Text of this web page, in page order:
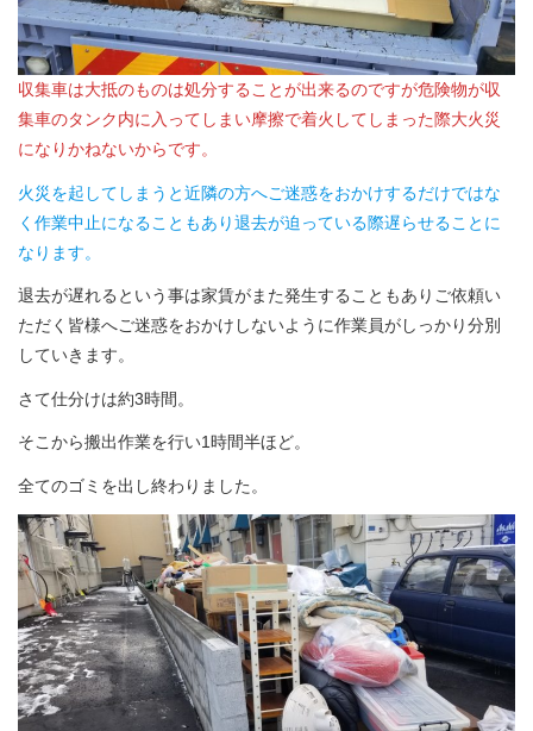
収集車は大抵のものは処分することが出来るのですが危険物が収
集車のタンク内に入ってしまい摩擦で着火してしまった際大火災
になりかねないからです。
火災を起してしまうと近隣の方へご迷惑をおかけするだけではな
く作業中止になることもあり退去が迫っている際遅らせることに
なります。
退去が遅れるという事は家賃がまた発生することもありご依頼い
ただく皆様へご迷惑をおかけしないように作業員がしっかり分別
していきます。
さて仕分けは約3時間。
そこから搬出作業を行い1時間半ほど。
全てのゴミを出し終わりました。